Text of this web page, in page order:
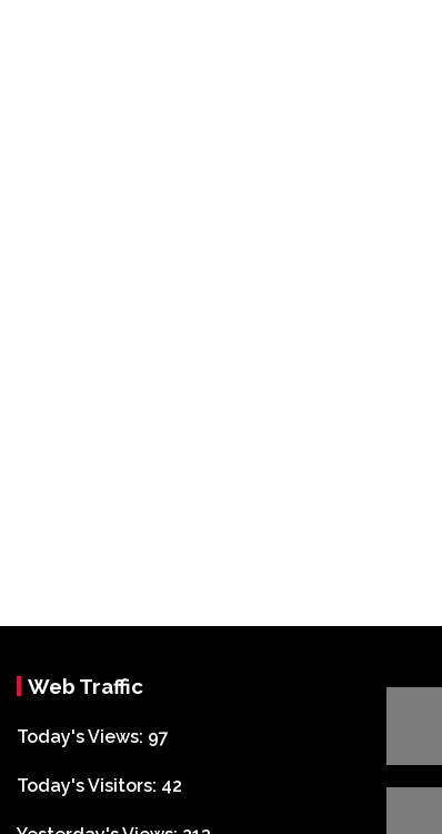
Web Traffic
Today's Views: 97
Today's Visitors: 42